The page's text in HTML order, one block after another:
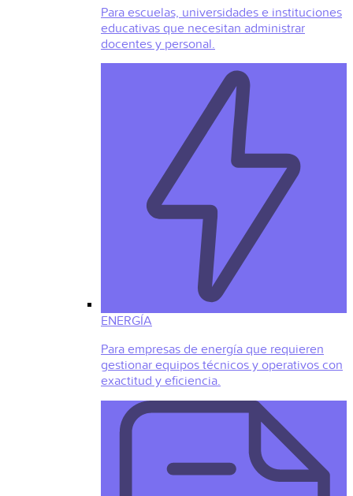
Para escuelas, universidades e instituciones
educativas que necesitan administrar
docentes y personal.
ENERGÍA
Para empresas de energía que requieren
gestionar equipos técnicos y operativos con
exactitud y eficiencia.